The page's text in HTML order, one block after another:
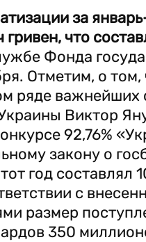
за
что
Фонда
Отметим, о
ряде важнейших
Виктор
92,76%
закону о
год
с
размер
350